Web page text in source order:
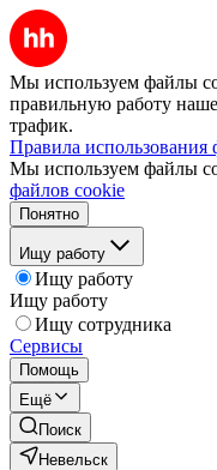
Мы используем файлы
правильную работу
трафик.
Правила использования
Мы используем файлы
файлов cookie
Понятно
Ищу работу
Ищу работу
Ищу работу
Ищу сотрудника
Сервисы
Помощь
Ещё
Поиск
Невельск